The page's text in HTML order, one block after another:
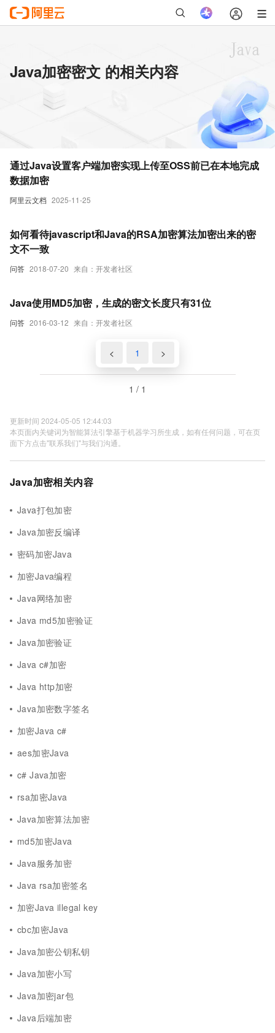
Java加密密文 的相关内容
阿里云文档 2025-11-25
通过Java设置客户端加密实现上传至OSS前已在本地完成
数据加密
问答 2018-07-20 来自：开发者社区
如何看待javascript和Java的RSA加密算法加密出来的密
文不一致
问答 2016-03-12 来自：开发者社区
Java使用MD5加密，生成的密文长度只有31位
< 1 >
1 / 1
更新时间 2024-05-05 12:44:03
本页面内关键词为智能算法引擎基于机器学习所生成，如有任何问题，可在页
面下方点击"联系我们"与我们沟通。
Java加密相关内容
Java打包加密
Java加密反编译
密码加密Java
加密Java编程
Java网络加密
Java md5加密验证
Java加密验证
Java c#加密
Java http加密
Java加密数字签名
加密Java c#
aes加密Java
c# Java加密
rsa加密Java
Java加密算法加密
md5加密Java
Java服务加密
Java rsa加密签名
加密Java illegal key
cbc加密Java
Java加密公钥私钥
Java加密小写
Java加密jar包
Java后端加密